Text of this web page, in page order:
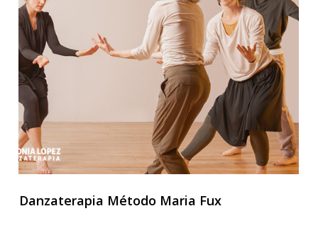
Danzaterapia Método Maria Fux